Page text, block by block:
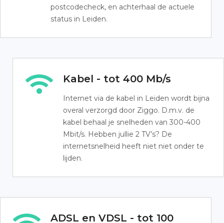
postcodecheck, en achterhaal de actuele
status in Leiden.
Kabel - tot 400 Mb/s
Internet via de kabel in Leiden wordt bijna
overal verzorgd door Ziggo. D.m.v. de
kabel behaal je snelheden van 300-400
Mbit/s. Hebben jullie 2 TV’s? De
internetsnelheid heeft niet niet onder te
lijden.
ADSL en VDSL - tot 100